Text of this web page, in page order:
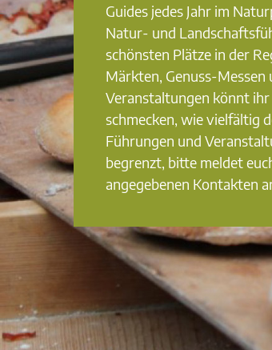
Guides jedes Jahr im
Natur- und
schönsten Plätze in der
Märkten, Genuss-
Veranstaltungen könnt
schmecken, wie vielfältig
Führungen und
begrenzt, bitte meldet
angegebenen Kontakten